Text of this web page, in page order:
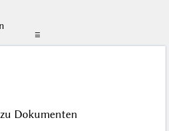
☰
Dokumenten